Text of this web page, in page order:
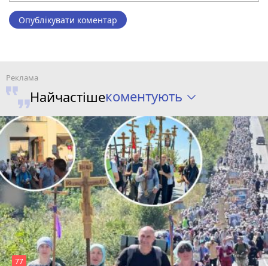
Опублікувати коментар
Найчастішекоментують
77